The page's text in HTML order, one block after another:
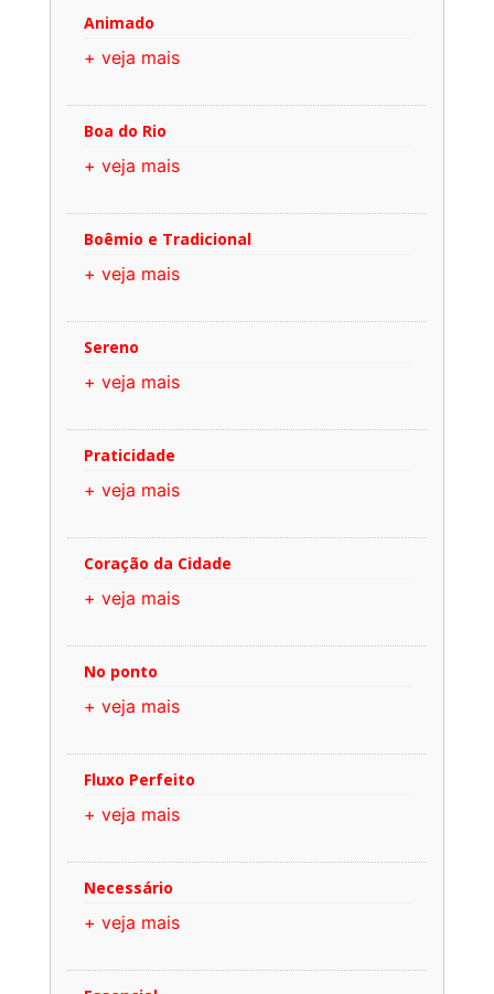
Animado
+ veja mais
Boa do Rio
+ veja mais
Boêmio e Tradicional
+ veja mais
Sereno
+ veja mais
Praticidade
+ veja mais
Coração da Cidade
+ veja mais
No ponto
+ veja mais
Fluxo Perfeito
+ veja mais
Necessário
+ veja mais